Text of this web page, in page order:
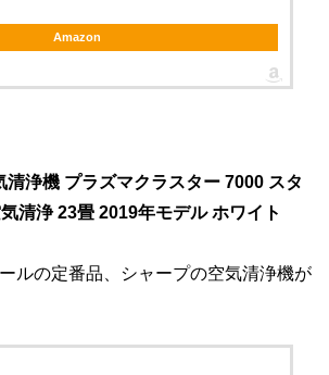
Amazon
清浄機 プラズマクラスター 7000 スタ
清浄 23畳 2019年モデル ホワイト
ルの定番品、シャープの空気清浄機が